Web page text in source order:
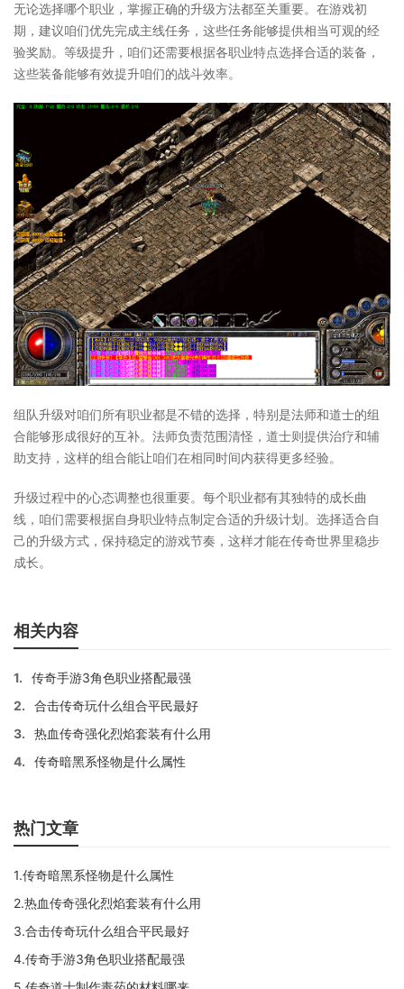
无论选择哪个职业，掌握正确的升级方法都至关重要。在游戏初
期，建议咱们优先完成主线任务，这些任务能够提供相当可观的经
验奖励。等级提升，咱们还需要根据各职业特点选择合适的装备，
这些装备能够有效提升咱们的战斗效率。
组队升级对咱们所有职业都是不错的选择，特别是法师和道士的组
合能够形成很好的互补。法师负责范围清怪，道士则提供治疗和辅
助支持，这样的组合能让咱们在相同时间内获得更多经验。
升级过程中的心态调整也很重要。每个职业都有其独特的成长曲
线，咱们需要根据自身职业特点制定合适的升级计划。选择适合自
己的升级方式，保持稳定的游戏节奏，这样才能在传奇世界里稳步
成长。
相关内容
1.
传奇手游3角色职业搭配最强
2.
合击传奇玩什么组合平民最好
3.
热血传奇强化烈焰套装有什么用
4.
传奇暗黑系怪物是什么属性
热门文章
1.传奇暗黑系怪物是什么属性
2.热血传奇强化烈焰套装有什么用
3.合击传奇玩什么组合平民最好
4.传奇手游3角色职业搭配最强